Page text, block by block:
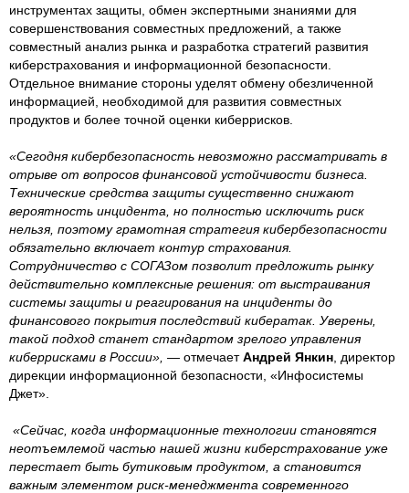
инструментах защиты, обмен экспертными знаниями для
совершенствования совместных предложений, а также
совместный анализ рынка и разработка стратегий развития
киберстрахования и информационной безопасности.
Отдельное внимание стороны уделят обмену обезличенной
информацией, необходимой для развития совместных
продуктов и более точной оценки киберрисков.
«Сегодня кибербезопасность невозможно рассматривать в
отрыве от вопросов финансовой устойчивости бизнеса.
Технические средства защиты существенно снижают
вероятность инцидента, но полностью исключить риск
нельзя, поэтому грамотная стратегия кибербезопасности
обязательно включает контур страхования.
Сотрудничество с СОГАЗом позволит предложить рынку
действительно комплексные решения: от выстраивания
системы защиты и реагирования на инциденты до
финансового покрытия последствий кибератак. Уверены,
такой подход станет стандартом зрелого управления
киберрисками в России», — отмечаетАндрей Янкин , директор
дирекции информационной безопасности, «Инфосистемы
Джет».
«Сейчас, когда информационные технологии становятся
неотъемлемой частью нашей жизни киберстрахование уже
перестает быть бутиковым продуктом, а становится
важным элементом риск-менеджмента современного